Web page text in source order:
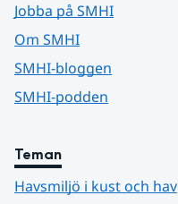
Jobba på SMHI
Om SMHI
SMHI-bloggen
SMHI-podden
Teman
Havsmiljö i kust och hav